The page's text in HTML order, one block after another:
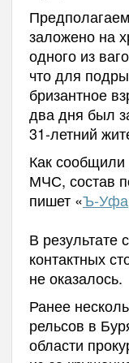
заложено на
одного из
что для
бризантное
два дня был
31-летний
Как
МЧС, состав
пишет «Ъ-Уфа
В результате
контактных
не оказалось.
Ранее
рельсов в
области